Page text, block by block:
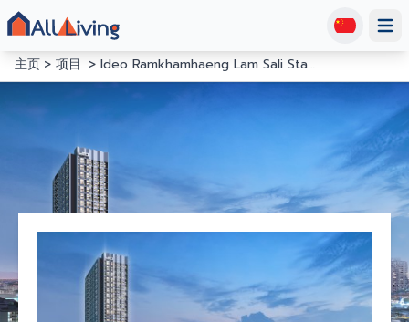
主页
项目 Ideo Ramkhamhaeng Lam Sali Station